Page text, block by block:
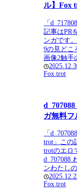
ル】Fox
「
記事はPR
ンガです
9の見どこ
画像2触手
Fox trot
ガ無料
「
trot」この
trotのエロ
d_707088
ンわたし
Fox trot